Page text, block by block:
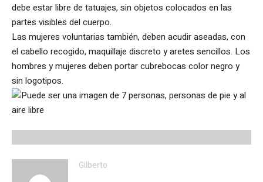
debe estar libre de tatuajes, sin objetos colocados en las
partes visibles del cuerpo.
Las mujeres voluntarias también, deben acudir aseadas, con
el cabello recogido, maquillaje discreto y aretes sencillos. Los
hombres y mujeres deben portar cubrebocas color negro y
sin logotipos.
Gilberto